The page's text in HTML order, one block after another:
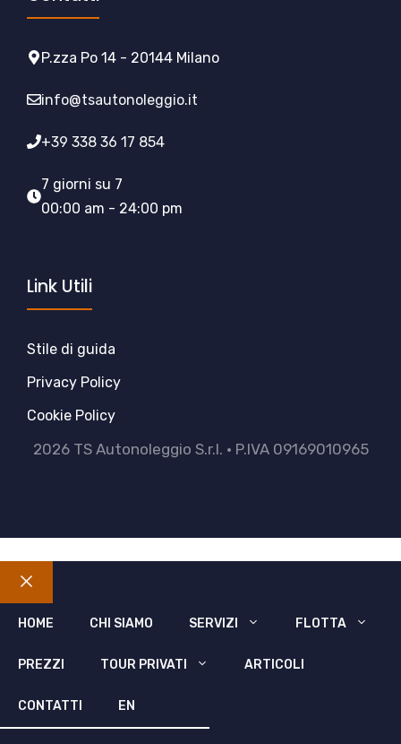
P.zza Po 14 - 20144 Milano
info@tsautonoleggio.it
+39 338 36 17 854
7 giorni su 7
00:00 am - 24:00 pm
Link Utili
Stile di guida
Privacy Policy
Cookie Policy
2026 TS Autonoleggio S.r.l. • P.IVA 09169010965
Chiudi
HOME CHI SIAMO SERVIZI FLOTTA
PREZZI TOUR PRIVATI ARTICOLI
CONTATTI EN